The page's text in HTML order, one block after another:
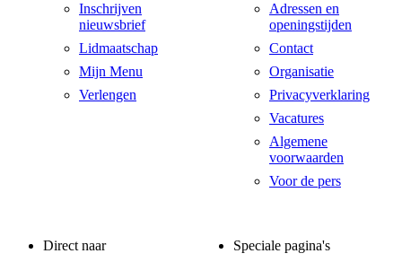
Inschrijven
nieuwsbrief
Lidmaatschap
Mijn Menu
Verlengen
Adressen en
openingstijden
Contact
Organisatie
Privacyverklaring
Vacatures
Algemene
voorwaarden
Voor de pers
Direct naar Speciale pagina's